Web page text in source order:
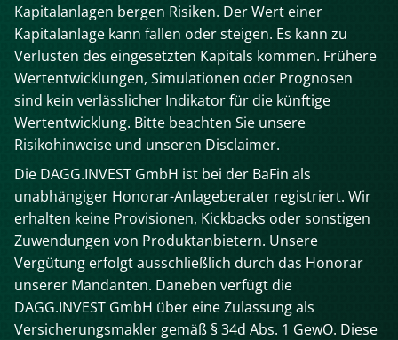
Kapitalanlagen bergen Risiken. Der Wert einer
Kapitalanlage kann fallen oder steigen. Es kann zu
Verlusten des eingesetzten Kapitals kommen. Frühere
Wertentwicklungen, Simulationen oder Prognosen
sind kein verlässlicher Indikator für die künftige
Wertentwicklung. Bitte beachten Sie unsere
Risikohinweise und unseren Disclaimer.
Die DAGG.INVEST GmbH ist bei der BaFin als
unabhängiger Honorar-Anlageberater registriert. Wir
erhalten keine Provisionen, Kickbacks oder sonstigen
Zuwendungen von Produktanbietern. Unsere
Vergütung erfolgt ausschließlich durch das Honorar
unserer Mandanten. Daneben verfügt die
DAGG.INVEST GmbH über eine Zulassung als
Versicherungsmakler gemäß § 34d Abs. 1 GewO. Diese